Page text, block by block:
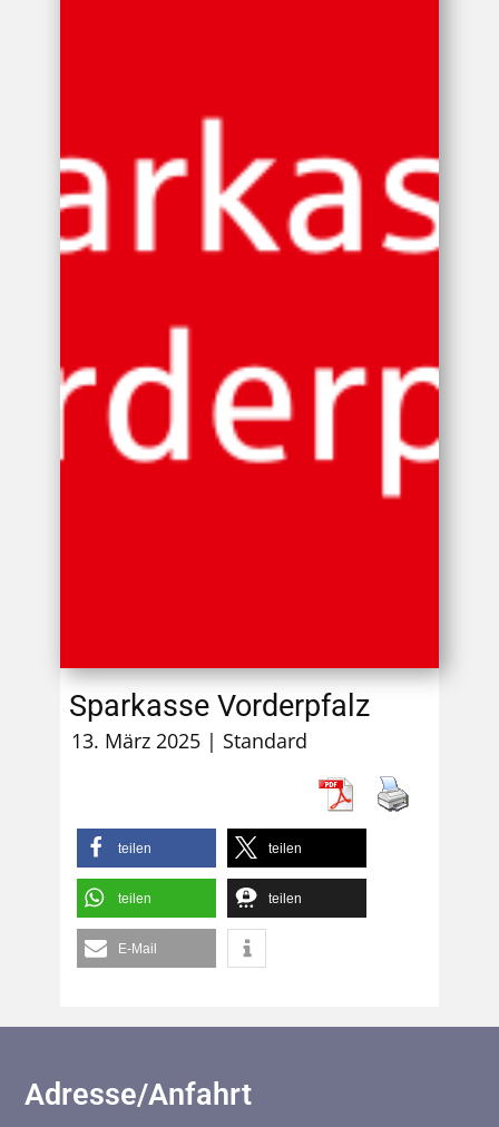
Sparkasse Vorderpfalz
13. März 2025 Standard
teilen teilen
teilen teilen
E-Mail
Adresse/Anfahrt